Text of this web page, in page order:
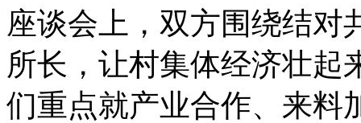
座谈会上，双方围绕结对
所长，让村集体经济壮起
们重点就产业合作、来料